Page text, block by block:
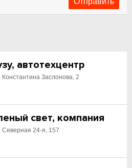
автотехцентр
Константина Заслонова, 2
свет, компания
Северная 24-я, 157